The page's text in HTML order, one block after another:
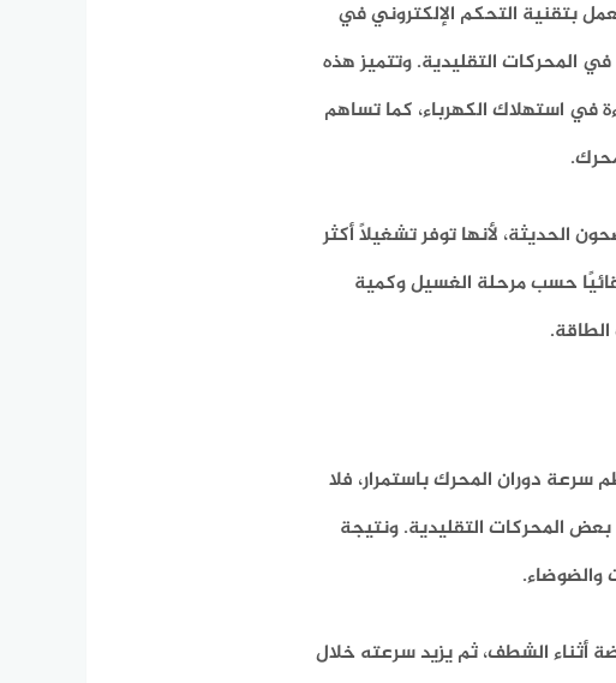
بتقنية التحكم الإلكتروني في
المحركات التقليدية. وتتميز هذه
في استهلاك الكهرباء، كما تساهم
الحديثة، لأنها توفر تشغيلًا أكثر
حسب مرحلة الغسيل وكمية
سرعة دوران المحرك باستمرار، فلا
المحركات التقليدية. ونتيجة
والضوضاء.
أثناء الشطف، ثم يزيد سرعته خلال